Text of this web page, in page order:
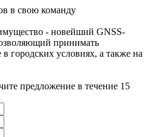
в свою команду
- новейший GNSS-
принимать
городских условиях, а также на
предложение в течение 15